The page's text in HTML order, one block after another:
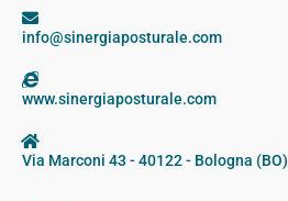
info@sinergiaposturale.com
www.sinergiaposturale.com
Via Marconi 43 - 40122 - Bologna (BO)